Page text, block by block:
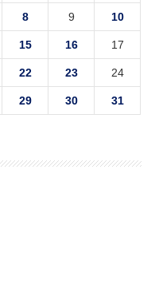
8 9 10
15 16 17
22 23 24
29 30
31